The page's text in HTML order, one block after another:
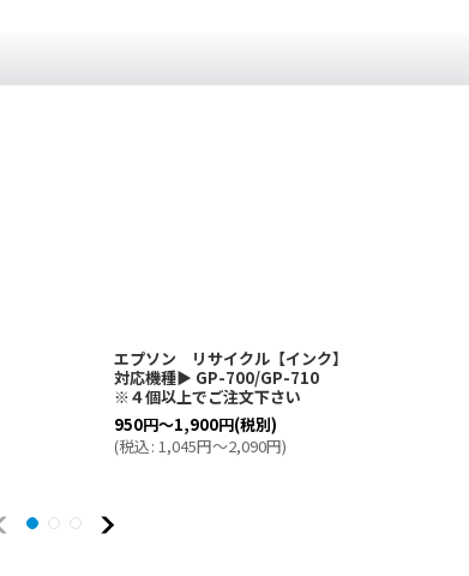
エプソン リサイクル【インク】
対応機種▶ GP-700/GP-710
※４個以上でご注文下さい
950円～1,900円(税別)
(税込: 1,045円～2,090円)